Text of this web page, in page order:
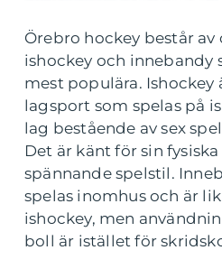
Örebro hockey består
ishockey och innebandy
mest populära. Ishockey
lagsport som spelas på
lag bestående av sex
Det är känt för sin
spännande spelstil.
spelas inomhus och är
ishockey, men
boll är istället för